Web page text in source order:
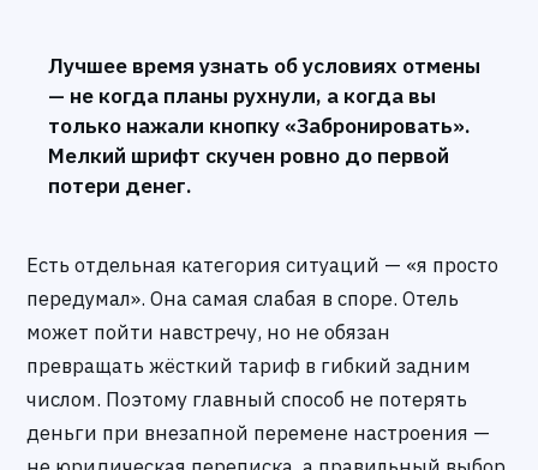
Лучшее время узнать об условиях отмены
— не когда планы рухнули, а когда вы
только нажали кнопку «Забронировать».
Мелкий шрифт скучен ровно до первой
потери денег.
Есть отдельная категория ситуаций — «я просто
передумал». Она самая слабая в споре. Отель
может пойти навстречу, но не обязан
превращать жёсткий тариф в гибкий задним
числом. Поэтому главный способ не потерять
деньги при внезапной перемене настроения —